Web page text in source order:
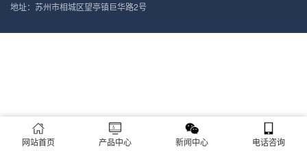
地址：苏州市相城区望亭镇巨华路2号
网站首页 产品中心 新闻中心 电话咨询